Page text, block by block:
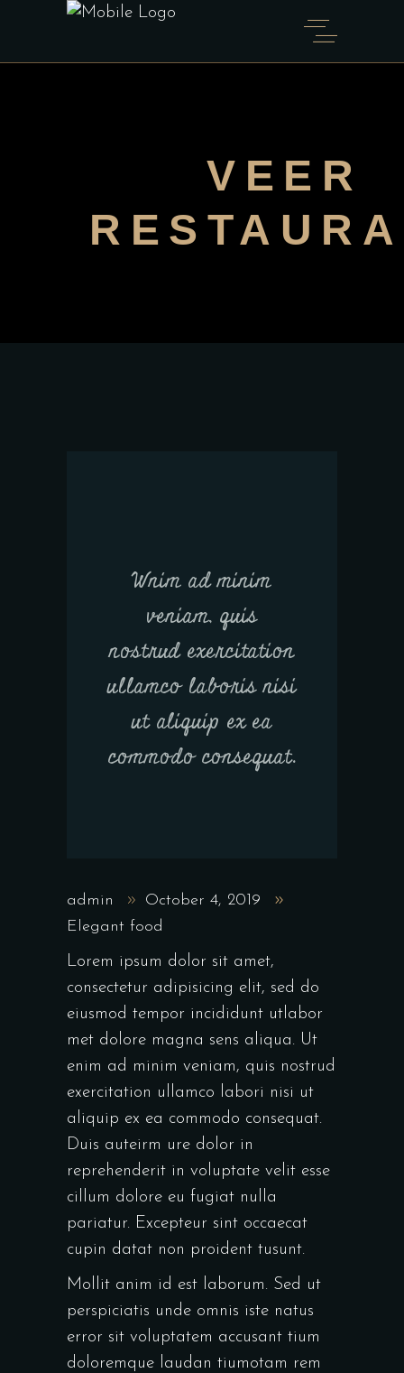
VEER
Wnim ad minim
veniam, quis
nostrud exercitation
ullamco laboris nisi
ut aliquip ex ea
commodo consequat.
admin
October 4, 2019
Elegant food
Lorem ipsum dolor sit amet,
consectetur adipisicing elit, sed do
eiusmod tempor incididunt utlabor
met dolore magna sens aliqua. Ut
enim ad minim veniam, quis nostrud
exercitation ullamco labori nisi ut
aliquip ex ea commodo consequat.
Duis auteirm ure dolor in
reprehenderit in voluptate velit esse
cillum dolore eu fugiat nulla
pariatur. Excepteur sint occaecat
cupin datat non proident tusunt.
Mollit anim id est laborum. Sed ut
perspiciatis unde omnis iste natus
error sit voluptatem accusant tium
doloremque laudan tiumotam rem